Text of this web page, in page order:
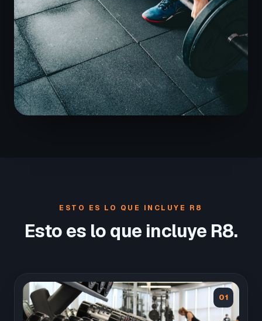
ESTO ES LO QUE INCLUYE R8
Esto es lo que incluye R8.
01